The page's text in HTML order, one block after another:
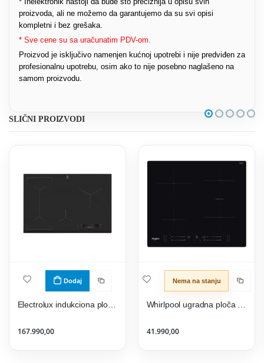
proizvoda, ali ne možemo da garantujemo da su svi opisi
kompletni i bez grešaka.
* Sve cene su sa uračunatim PDV-om.
Proizvod je isključivo namenjen kućnoj upotrebi i nije predviđen za
profesionalnu upotrebu, osim ako to nije posebno naglašeno na
samom proizvodu.
SLIČNI PROIZVODI
Dodaj
167.990,00
Nema na stanju
41.990,00